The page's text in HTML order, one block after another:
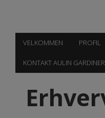
VELKOMMEN PROFIL
KONTAKT AULIN